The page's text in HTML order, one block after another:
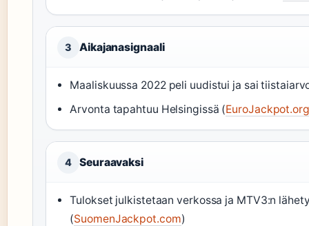
3 Aikajanasignaali
Maaliskuussa 2022 peli uudistui ja sai
Arvonta tapahtuu Helsingissä (EuroJackpot.org
4 Seuraavaksi
Tulokset julkistetaan verkossa ja MTV3:n
(SuomenJackpot.com)